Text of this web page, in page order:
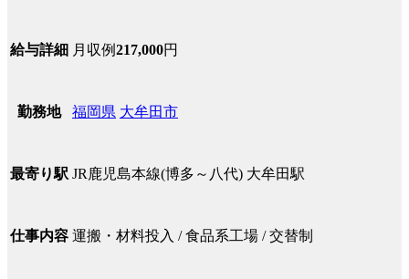
給与詳細 月収例217,000円
勤務地 福岡県 大牟田市
最寄り駅 JR鹿児島本線(博多～八代) 大牟田駅
仕事内容 運搬・材料投入 / 食品系工場 / 交替制